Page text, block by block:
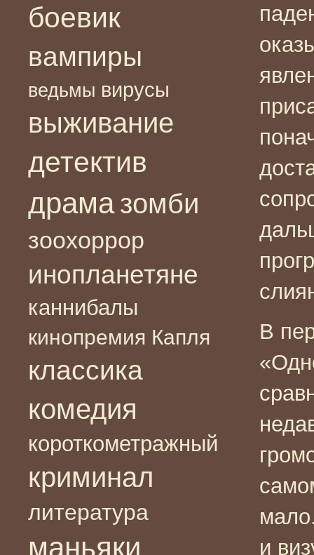
боевик
вампиры
ведьмы вирусы
выживание
детектив
драма зомби
зоохоррор
инопланетяне
каннибалы
кинопремия Капля
классика
комедия
короткометражный
криминал
литература
маньяки
В
и